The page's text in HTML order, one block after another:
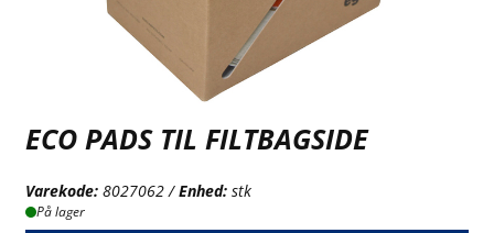
ECO PADS TIL FILTBAGSIDE
Varekode: 8027062 /Enhed: stk
På lager